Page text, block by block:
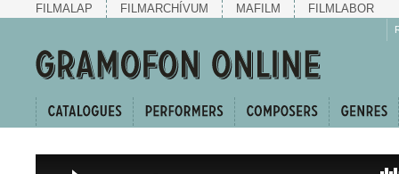
FILMALAP FILMARCHÍVUM MAFILM FILMLABOR